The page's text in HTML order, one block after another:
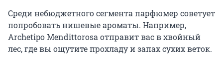
Среди небюджетного сегмента парфюмер советует
попробовать нишевые ароматы. Например,
Archetipo Mendittorosa отправит вас в хвойный
лес, где вы ощутите прохладу и запах сухих веток.